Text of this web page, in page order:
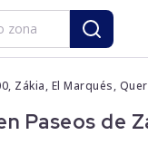
Zákia, El Marqués,
Paseos de